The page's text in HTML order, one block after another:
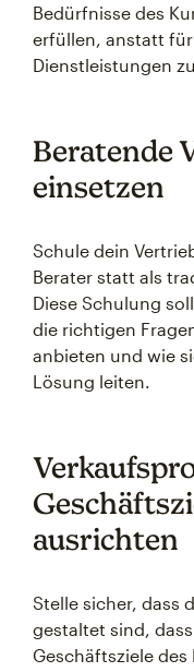
Bedürfnisse des
erfüllen, anstatt
Dienstleistungen
Beratende
einsetzen
Schule dein
Berater statt als
Diese Schulung
die richtigen
anbieten und wie
Lösung leiten.
ausrichten
Stelle sicher, dass
gestaltet sind,
Geschäftsziele